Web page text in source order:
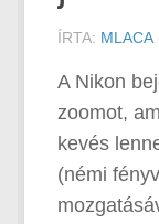
ÍRTA: MLACA
A Nikon
zoomot,
kevés
(némi